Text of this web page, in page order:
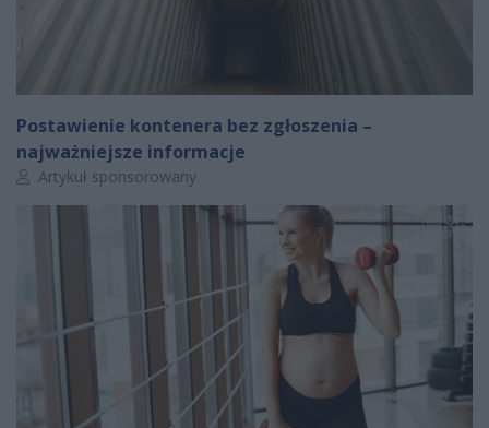
Postawienie kontenera bez zgłoszenia –
najważniejsze informacje
Autor artykułu:
Artykuł sponsorowany